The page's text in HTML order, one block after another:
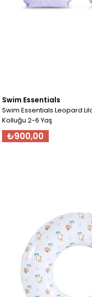
Swim Essentials
Swim Essentials Leopard
Kolluğu 2-6 Yaş
₺900,00